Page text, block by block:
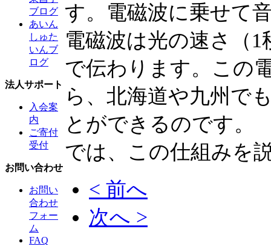
ブログ
あいん
しゅた
いんブ
ログ
法人サポート
入会案
内
ご寄付
受付
お問い合わせ
お問い
合わせ
フォー
ム
FAQ
す。電磁波に乗せて
電磁波は光の速さ（
で伝わります。この
ら、北海道や九州で
とができるのです。
では、この仕組みを
< 前へ
次へ >